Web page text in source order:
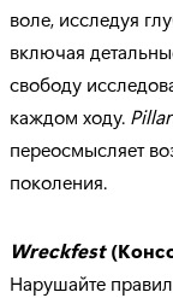
воле, исследуя
включая
свободу
каждом ходу.
переосмысляет
поколения.
Wreckfest
Нарушайте